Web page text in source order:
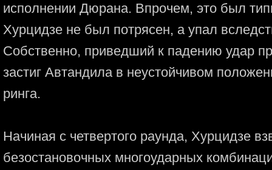
исполнении Дюрана. Впрочем, это был
Хурцидзе не был потрясен, а упал
Собственно, приведший к падению удар
застиг Автандила в неустойчивом
ринга.
Начиная с четвертого раунда, Хурцидзе
безостановочных многоударных